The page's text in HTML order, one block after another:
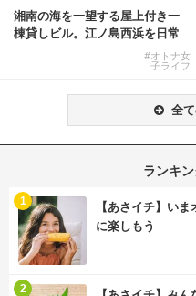
湘南の海を一望する屋上付き一
棟貸しビル。江ノ島西浜を日常
#オトナ女
子ライフ
全
ランキ
【あさイチ】い
に楽しもう
1
2